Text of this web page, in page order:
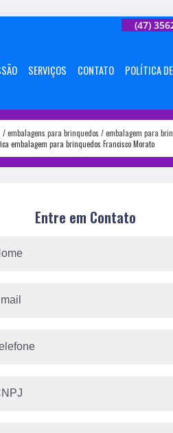
(47)
SERVIÇOS CONTATO POLÍTICA
embalagens para brinquedos
embalagem para
embalagem para brinquedos Francisco Morato
Entre em Contato